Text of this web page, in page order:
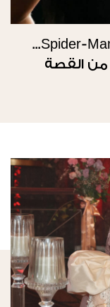
إطلالات زندايا المستوحاة من Spider-Man...
من القصة